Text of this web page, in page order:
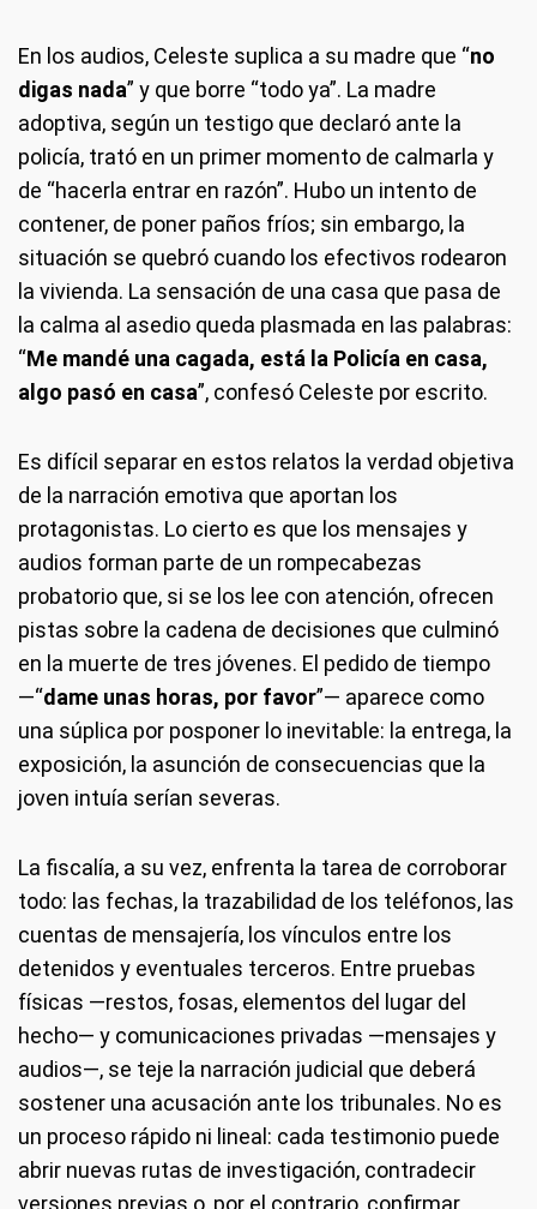
En los audios, Celeste suplica a su madre que “no
digas nada” y que borre “todo ya”. La madre
adoptiva, según un testigo que declaró ante la
policía, trató en un primer momento de calmarla y
de “hacerla entrar en razón”. Hubo un intento de
contener, de poner paños fríos; sin embargo, la
situación se quebró cuando los efectivos rodearon
la vivienda. La sensación de una casa que pasa de
la calma al asedio queda plasmada en las palabras:
“Me mandé una cagada, está la Policía en casa,
algo pasó en casa”, confesó Celeste por escrito.
Es difícil separar en estos relatos la verdad objetiva
de la narración emotiva que aportan los
protagonistas. Lo cierto es que los mensajes y
audios forman parte de un rompecabezas
probatorio que, si se los lee con atención, ofrecen
pistas sobre la cadena de decisiones que culminó
en la muerte de tres jóvenes. El pedido de tiempo
—“dame unas horas, por favor”— aparece como
una súplica por posponer lo inevitable: la entrega, la
exposición, la asunción de consecuencias que la
joven intuía serían severas.
La fiscalía, a su vez, enfrenta la tarea de corroborar
todo: las fechas, la trazabilidad de los teléfonos, las
cuentas de mensajería, los vínculos entre los
detenidos y eventuales terceros. Entre pruebas
físicas —restos, fosas, elementos del lugar del
hecho— y comunicaciones privadas —mensajes y
audios—, se teje la narración judicial que deberá
sostener una acusación ante los tribunales. No es
un proceso rápido ni lineal: cada testimonio puede
abrir nuevas rutas de investigación, contradecir
versiones previas o, por el contrario, confirmar